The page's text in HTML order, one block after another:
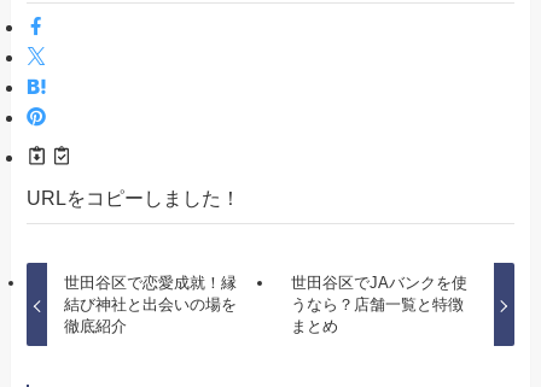
URLをコピーしました！
世田谷区で恋愛成就！縁
結び神社と出会いの場を
徹底紹介
世田谷区でJAバンクを使
うなら？店舗一覧と特徴
まとめ